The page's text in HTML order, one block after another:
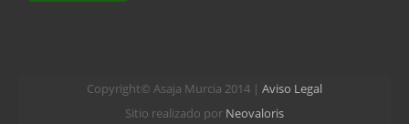
Copyright© Asaja Murcia 2014 | Aviso Legal
Sitio realizado por Neovaloris